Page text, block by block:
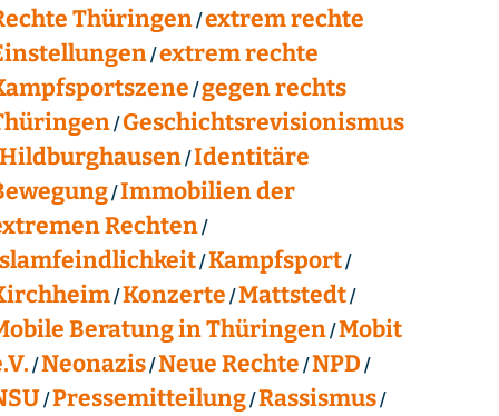
Thüringen extrem rechte
extrem rechte
gegen rechts
Geschichtsrevisionismus
Identitäre
Immobilien der
Rechten
Kampfsport
Konzerte Mattstedt
Beratung in Thüringen Mobit
Neonazis Neue Rechte NPD
Pressemitteilung Rassismus